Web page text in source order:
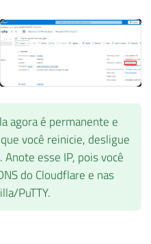
agora é permanente e
você reinicie, desligue
esse IP, pois você
do Cloudflare e nas
PuTTY.